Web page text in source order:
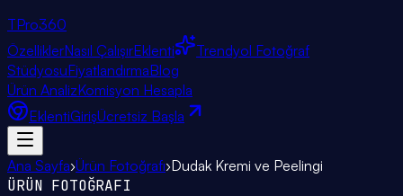
TPro360
ÖzelliklerNasıl ÇalışırEklenti
Trendyol Fotoğraf
StüdyosuFiyatlandırmaBlog
Ürün AnalizKomisyon Hesapla
EklentiGirişÜcretsiz Başla
Ana Sayfa›Ürün Fotoğrafı›Dudak Kremi ve Peelingi
ÜRÜN FOTOĞRAFI